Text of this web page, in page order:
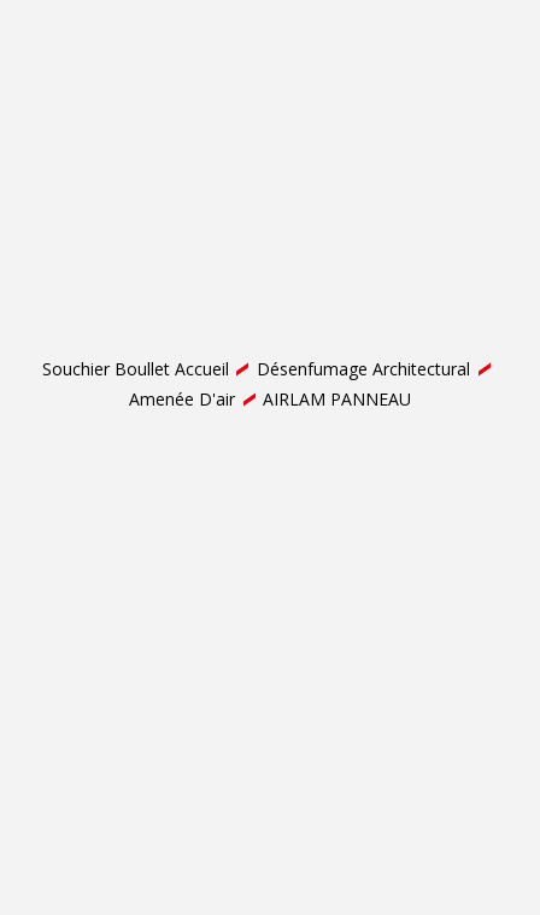
Souchier Boullet Accueil
Désenfumage Architectural
Amenée D'air
AIRLAM PANNEAU